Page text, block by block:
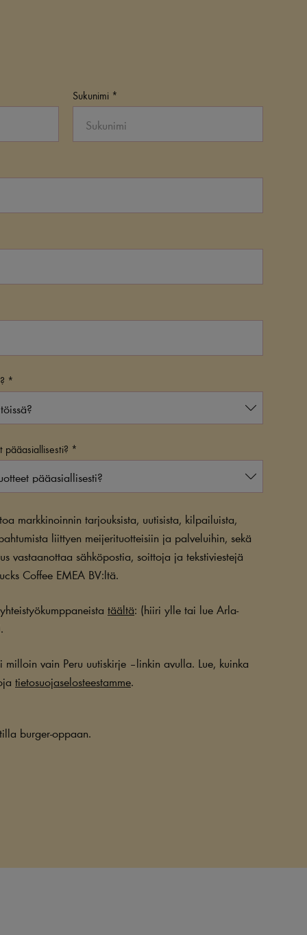
Sukunimi
markkinoinnin tarjouksista, uutisista, kilpailuista,
liittyen meijerituotteisiin ja palveluihin, sekä
vastaanottaa sähköpostia, soittoja ja tekstiviestejä
Coffee EMEA BV:ltä.
täältä: (hiiri ylle tai lue Arla-
milloin vain Peru uutiskirje –linkin avulla. Lue, kuinka
tietosuojaselosteestamme.
burger-oppaan.